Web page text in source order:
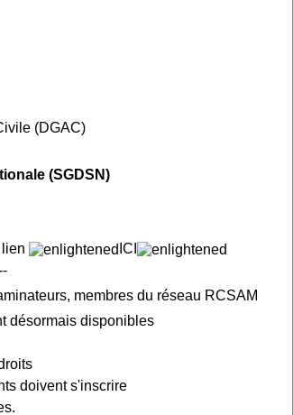
(DGAC)
(SGDSN)
ICI
membres du réseau RCSAM
désormais disponibles
doivent s'inscrire